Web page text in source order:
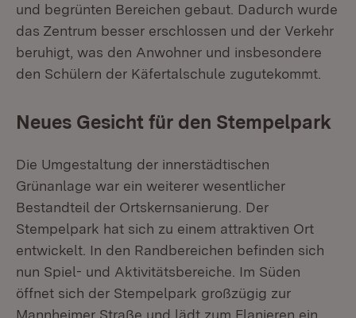
und begrünten Bereichen gebaut. Dadurch wurde
das Zentrum besser erschlossen und der Verkehr
beruhigt, was den Anwohner und insbesondere
den Schülern der Käfertalschule zugutekommt.
Neues Gesicht für den Stempelpark
Die Umgestaltung der innerstädtischen
Grünanlage war ein weiterer wesentlicher
Bestandteil der Ortskernsanierung. Der
Stempelpark hat sich zu einem attraktiven Ort
entwickelt. In den Randbereichen befinden sich
nun Spiel- und Aktivitätsbereiche. Im Süden
öffnet sich der Stempelpark großzügig zur
Mannheimer Straße und lädt zum Flanieren ein.